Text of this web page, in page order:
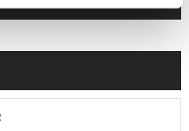
(Fingerprinting) identifizieren
Sie Ihre Präferenzen im
Inhalte und Anzeigen zu